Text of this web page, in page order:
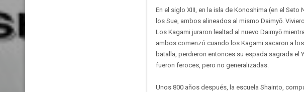
En el siglo XIII, en la isla de Konoshima (en el
los Sue, ambos alineados al mismo Daimyō.
Los Kagami juraron lealtad al nuevo Daimyō
ambos comenzó cuando los Kagami sacaron a
batalla, perdieron entonces su espada sagrada
fueron feroces, pero no generalizadas.
Unos 800 años después, la escuela Shainto,